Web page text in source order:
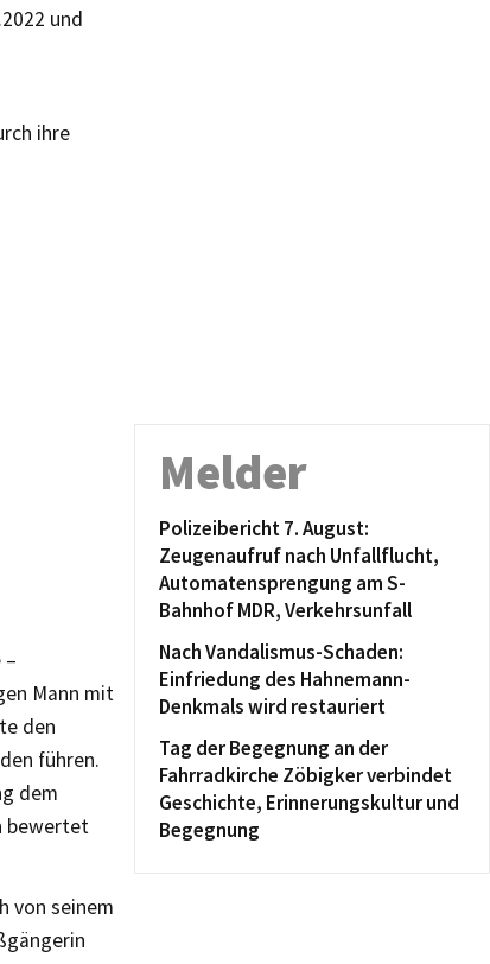
und
ihre
–
Mann mit
den
führen.
dem
bewertet
von seinem
Melder
Polizeibericht 7. August:
Zeugenaufruf nach Unfallflucht,
Automatensprengung am S-
Bahnhof MDR, Verkehrsunfall
Nach Vandalismus-Schaden:
Einfriedung des Hahnemann-
Denkmals wird restauriert
Tag der Begegnung an der
Fahrradkirche Zöbigker verbindet
Geschichte, Erinnerungskultur und
Begegnung